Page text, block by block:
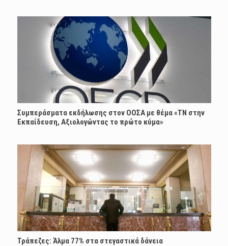
Συμπεράσματα εκδήλωσης στον ΟΟΣΑ με θέμα «ΤΝ στην
Εκπαίδευση, Αξιολογώντας το πρώτο κύμα»
Τράπεζες: Άλμα 77% στα στεγαστικά δάνεια